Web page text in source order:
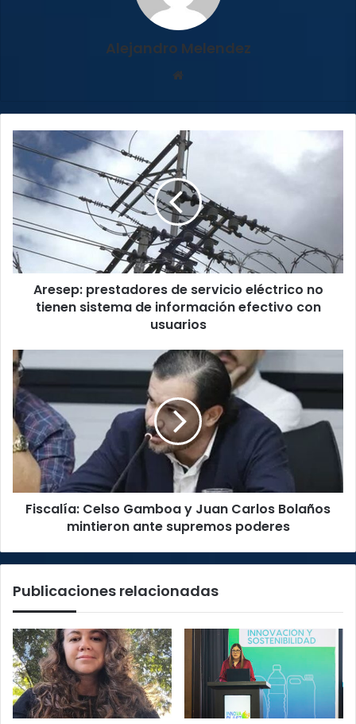
Alejandro Melendez
Aresep:
prestadores
de
servicio
eléctrico
no
tienen
sistema
de
información
efectivo
Aresep: prestadores de servicio eléctrico no
tienen sistema de información efectivo con
usuarios
Fiscalía:
Celso
Gamboa
y
Juan
Carlos
Bolaños
mintieron
ante
supremos
Fiscalía: Celso Gamboa y Juan Carlos Bolaños
mintieron ante supremos poderes
Publicaciones relacionadas